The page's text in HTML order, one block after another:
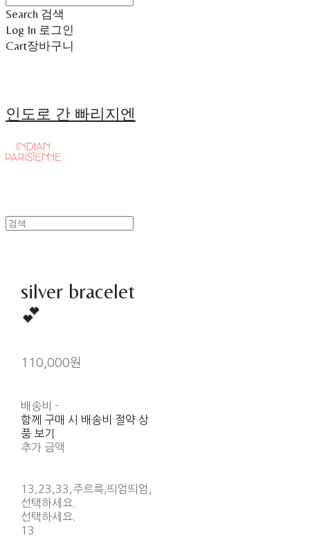
Search 검색
Log In 로그인
Cart장바구니
인도로 간 빠리지엔
silver bracelet
💕
110,000원
배송비 -
함께 구매 시 배송비 절약 상
품 보기
추가 금액
13,23,33,주르륵,띄엄띄엄,
선택하세요.
선택하세요.
13